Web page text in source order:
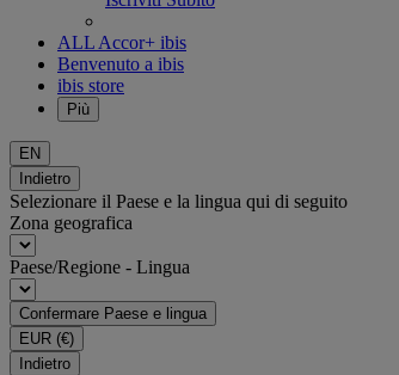
ALL Accor+ ibis
Benvenuto a ibis
ibis store
Più
EN
Indietro
Selezionare il Paese e la lingua qui di seguito
Zona geografica
Paese/Regione - Lingua
Confermare Paese e lingua
EUR (€)
Indietro